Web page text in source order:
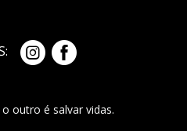
outro é salvar vidas.